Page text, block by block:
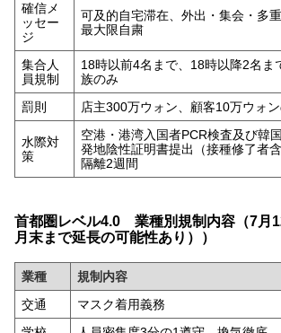
確信メ
ッセー
ジ
可及的自宅滞在、外出・集会・多
最大限自粛
集合人
員規制
18時以前4名まで、18時以降2名
族のみ
罰則
店主300万ウォン、顧客10万ウォ
水際対
策
空港・港湾入国者PCR検査及び韓
発地陰性証明書提出（接種修了者含
隔離2週間
首都圏レベル4.0 業種別規制内容（7月
月末まで延長の可能性あり））
業種
規制内容
交通
マスク着用義務